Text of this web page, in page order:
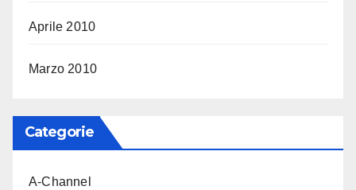
Aprile 2010
Marzo 2010
Categorie
A-Channel